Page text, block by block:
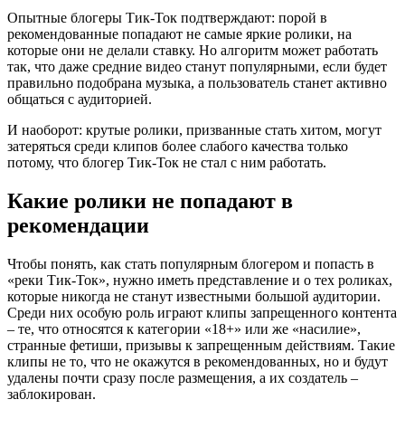
Опытные блогеры Тик-Ток подтверждают: порой в
рекомендованные попадают не самые яркие ролики, на
которые они не делали ставку. Но алгоритм может работать
так, что даже средние видео станут популярными, если будет
правильно подобрана музыка, а пользователь станет активно
общаться с аудиторией.
И наоборот: крутые ролики, призванные стать хитом, могут
затеряться среди клипов более слабого качества только
потому, что блогер Тик-Ток не стал с ним работать.
Какие ролики не попадают в
рекомендации
Чтобы понять, как стать популярным блогером и попасть в
«реки Тик-Ток», нужно иметь представление и о тех роликах,
которые никогда не станут известными большой аудитории.
Среди них особую роль играют клипы запрещенного контента
– те, что относятся к категории «18+» или же «насилие»,
странные фетиши, призывы к запрещенным действиям. Такие
клипы не то, что не окажутся в рекомендованных, но и будут
удалены почти сразу после размещения, а их создатель –
заблокирован.